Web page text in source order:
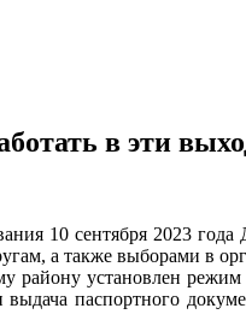
в эти
10 сентября 2023
а также выборами в
району установлен
паспортного